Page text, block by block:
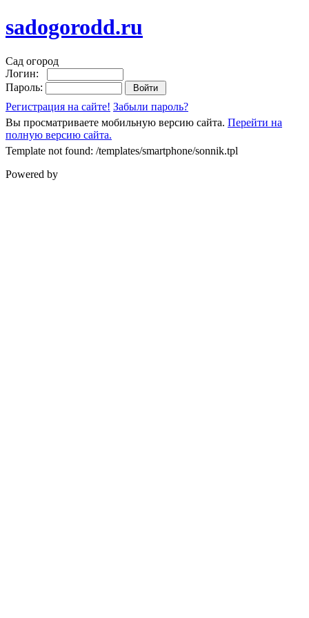
sadogorodd.ru
Сад огород
Логин:
Пароль:
Регистрация на сайте! Забыли пароль?
Вы просматриваете мобильную версию сайта. Перейти на
полную версию сайта.
Template not found: /templates/smartphone/sonnik.tpl
Powered by